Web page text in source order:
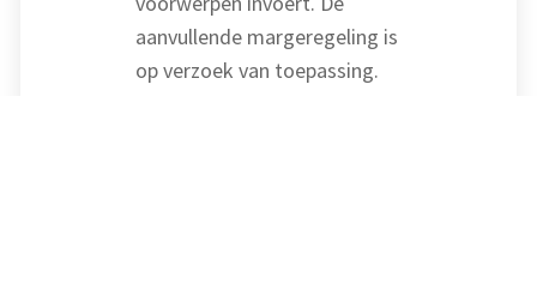
aanvullende margeregeling is
op verzoek van toepassing.